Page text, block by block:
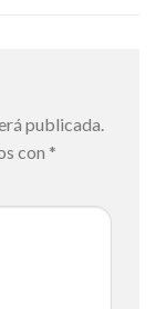
publicada.
con *